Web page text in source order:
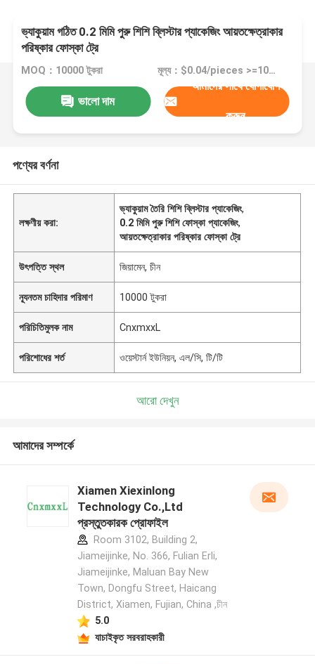
ভ্যাকুয়াম গঠিত 0.2 মিমি পুরু শিশি ব্লিস্টার প্যাকেজিং আয়তক্ষেত্রাকার
পরিষ্কার ফোস্কা ট্রে
MOQ：10000 টুকরা মূল্য：$0.04/pieces >=10000 pieces
ভালো দাম
আমাদের সাথে যোগাযোগ
করুন
পণ্যের বর্ণনা
লক্ষণীয় করা:
ভ্যাকুয়াম তৈরি শিশি ব্লিস্টার প্যাকেজিং,
0.2 মিমি পুরু শিশি ফোস্কা প্যাকেজিং,
আয়তক্ষেত্রাকার পরিষ্কার ফোস্কা ট্রে
উৎপত্তি স্থল জিয়ামেন, চীন
ন্যূনতম চাহিদার পরিমাণ 10000 টুকরা
পরিচিতিমুলক নাম CnxmxxL
পরিশোধের শর্ত ওয়েস্টার্ন ইউনিয়ন, এল/সি, টি/টি
আরো দেখুন
আমাদের সম্পর্কে
Xiamen Xiexinlong
Technology Co.,Ltd
প্রস্তুতকারক প্রোফাইল
Room 3102, Building 2,
Jiameijinke, No. 366, Fulian Erli,
Jiameijinke, Maluan Bay New
Town, Dongfu Street, Haicang
District, Xiamen, Fujian, China ,চীন
5.0
যাচাইকৃত সরবরাহকারী